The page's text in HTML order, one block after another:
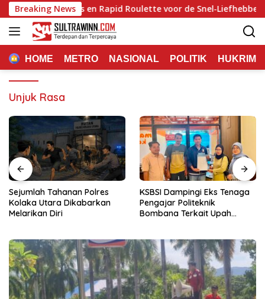
Langsung
ke
konten
Breaking News
Slots en Rapid Roulette voor de Snel‑Liefhebbende
HOME METRO NASIONAL POLITIK HUKRIM
Unjuk Rasa
Sejumlah Tahanan Polres
Kolaka Utara Dikabarkan
Melarikan Diri
KSBSI Dampingi Eks Tenaga
Pengajar Politeknik
Bombana Terkait Upah